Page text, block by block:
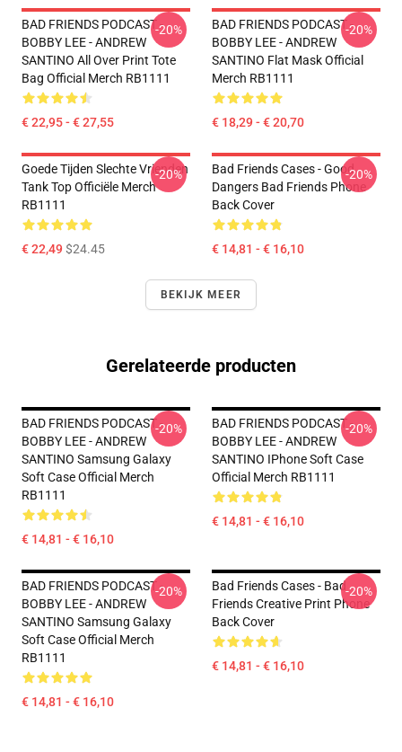
BAD FRIENDS PODCAST -
BOBBY LEE - ANDREW
SANTINO All Over Print Tote
Bag Official Merch RB1111
€ 22,95 - € 27,55
-20%
BAD FRIENDS PODCAST -
BOBBY LEE - ANDREW
SANTINO Flat Mask Official
Merch RB1111
€ 18,29 - € 20,70
-20%
Goede Tijden Slechte Vrienden
Tank Top Officiële Merch
RB1111
€ 22,49$24.45
-20%
Bad Friends Cases - Good
Dangers Bad Friends Phone
Back Cover
€ 14,81 - € 16,10
-20%
BEKIJK MEER
Gerelateerde producten
BAD FRIENDS PODCAST -
BOBBY LEE - ANDREW
SANTINO Samsung Galaxy
Soft Case Official Merch
RB1111
€ 14,81 - € 16,10
-20%
BAD FRIENDS PODCAST -
BOBBY LEE - ANDREW
SANTINO IPhone Soft Case
Official Merch RB1111
€ 14,81 - € 16,10
-20%
BAD FRIENDS PODCAST -
BOBBY LEE - ANDREW
SANTINO Samsung Galaxy
Soft Case Official Merch
RB1111
€ 14,81 - € 16,10
-20%
Bad Friends Cases - Bad
Friends Creative Print Phone
Back Cover
€ 14,81 - € 16,10
-20%